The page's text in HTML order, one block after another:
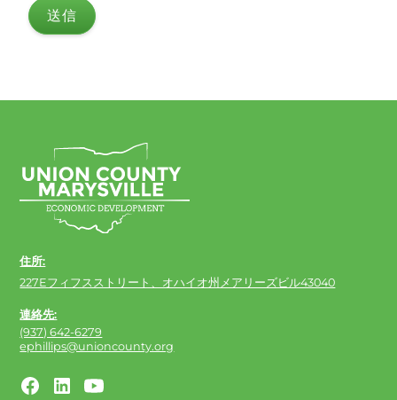
住所:
227Eフィフスストリート、オハイオ州メアリーズビル43040
連絡先:
(937) 642-6279
ephillips@unioncounty.org